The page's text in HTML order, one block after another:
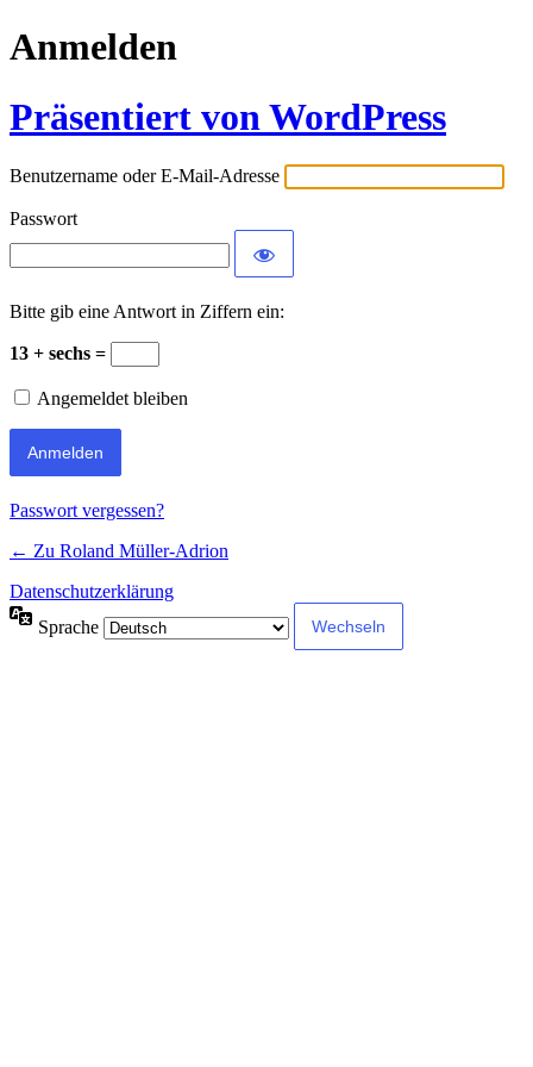
Anmelden
Präsentiert von WordPress
Benutzername oder E-Mail-Adresse
Passwort
Bitte gib eine Antwort in Ziffern ein:
13 + sechs =
Angemeldet bleiben
Passwort vergessen?
← Zu Roland Müller-Adrion
Datenschutzerklärung
Sprache